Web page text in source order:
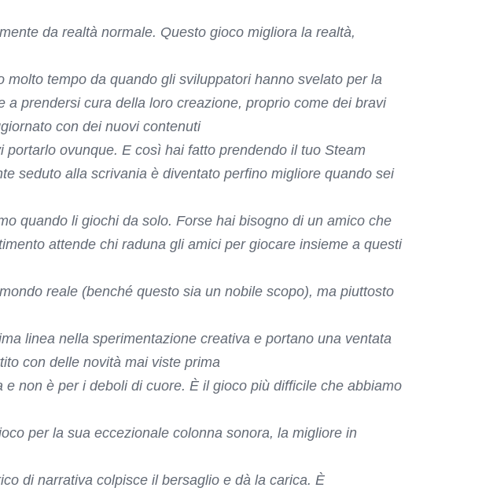
da realtà normale. Questo gioco migliora la realtà,
molto tempo da quando gli sviluppatori hanno svelato per la
prendersi cura della loro creazione, proprio come dei bravi
con dei nuovi contenuti
ovunque. E così hai fatto prendendo il tuo Steam
seduto alla scrivania è diventato perfino migliore quando sei
quando li giochi da solo. Forse hai bisogno di un amico che
attende chi raduna gli amici per giocare insieme a questi
reale (benché questo sia un nobile scopo), ma piuttosto
linea nella sperimentazione creativa e portano una ventata
con delle novità mai viste prima
non è per i deboli di cuore. È il gioco più difficile che abbiamo
per la sua eccezionale colonna sonora, la migliore in
di narrativa colpisce il bersaglio e dà la carica. È